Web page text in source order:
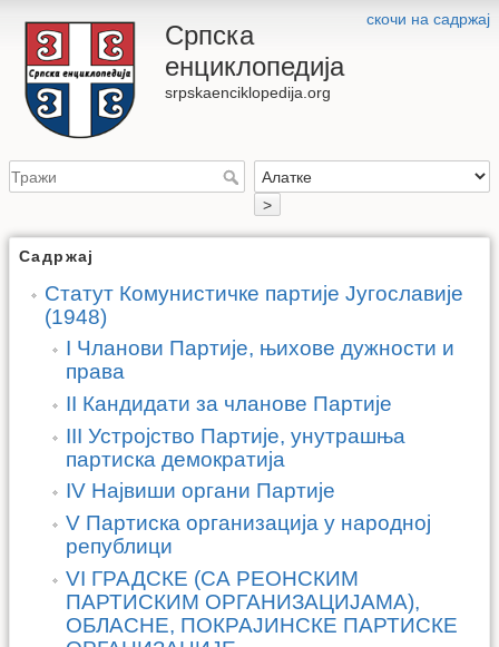
скочи на садржај
Српска
енциклопедија
srpskaenciklopedija.org
>
Садржај
Статут Комунистичке партије Југославије
(1948)
I Чланови Партије, њихове дужности и
права
II Кандидати за чланове Партије
III Устројство Партије, унутрашња
партиска демократија
IV Највиши органи Партије
V Партиска организација у народној
републици
VI ГРАДСКЕ (СА РЕОНСКИМ
ПАРТИСКИМ ОРГАНИЗАЦИЈАМА),
ОБЛАСНЕ, ПОКРАЈИНСКЕ ПАРТИСКЕ